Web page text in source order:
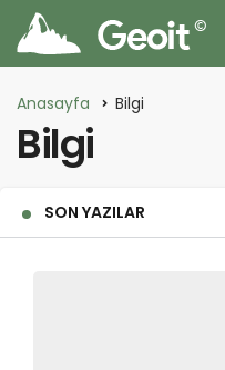
Anasayfa Bilgi
Bilgi
SON YAZILAR